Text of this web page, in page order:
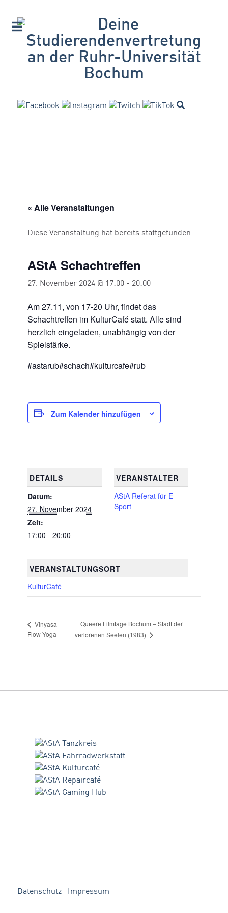
« Alle Veranstaltungen
Diese Veranstaltung hat bereits stattgefunden.
AStA Schachtreffen
27. November 2024 @ 17:00 - 20:00
Am 27.11, von 17-20 Uhr, findet das
Schachtreffen im KulturCafé statt. Alle sind
herzlich eingeladen, unabhängig von der
Spielstärke.
#astarub#schach#kulturcafe#rub
Zum Kalender hinzufügen
DETAILS
Datum:
27. November 2024
Zeit:
17:00 - 20:00
VERANSTALTUNGSORT
KulturCafé
VERANSTALTER
AStA Referat für E-
Sport
Vinyasa –
Flow Yoga
Queere Filmtage Bochum – Stadt der
verlorenen Seelen (1983)
Datenschutz Impressum